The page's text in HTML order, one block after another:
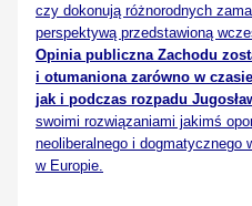
czy dokonują różnorodnych
perspektywą przedstawioną
Opinia publiczna Zachodu
i otumaniona zarówno w
jak i podczas rozpadu
swoimi rozwiązaniami jakimś
neoliberalnego i dogmatycznego
w Europie.